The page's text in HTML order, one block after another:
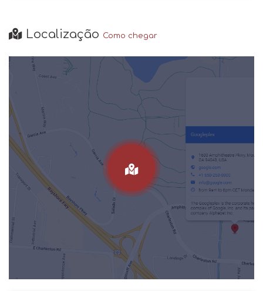
Localização Como chegar